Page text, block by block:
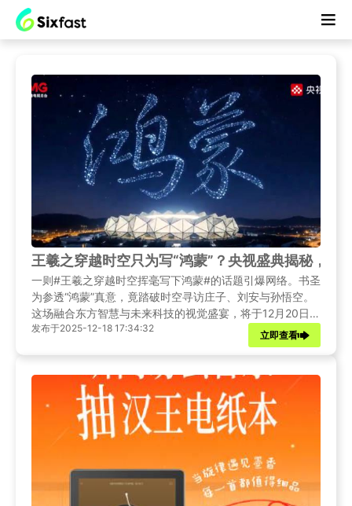
王羲之穿越时空只为写“鸿蒙”？央视盛典揭秘，海
一则#王羲之穿越时空挥毫写下鸿蒙#的话题引爆网络。书圣
为参透“鸿蒙”真意，竟踏破时空寻访庄子、刘安与孙悟空。
这场融合东方智慧与未来科技的视觉盛宴，将于12月20日
19:30在#央视鸿蒙星光盛典#上演。本文带你解读热点背后
的文化深意，并附上海外华人无障碍观看指南。
发布于2025-12-18 17:34:32
立即查看